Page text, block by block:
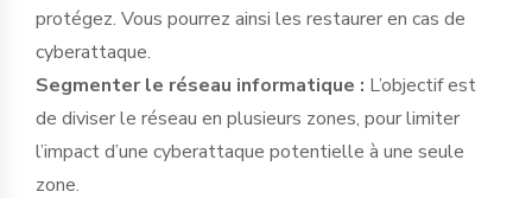
protégez. Vous pourrez ainsi les restaurer en cas de
cyberattaque.
Segmenter le réseau informatique : L’objectif est
de diviser le réseau en plusieurs zones, pour limiter
l’impact d’une cyberattaque potentielle à une seule
zone.